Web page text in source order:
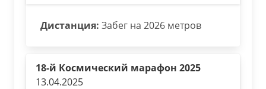
Дистанция: Забег на 2026 метров
18-й Космический марафон 2025
13.04.2025